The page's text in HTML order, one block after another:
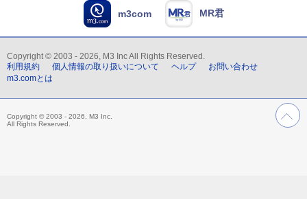
m3com MR君
Copyright © 2003 - 2026, M3 Inc All Rights Reserved.
利用規約
個人情報の取り扱いについて ヘルプ
お問い合わせ
m3.comとは
Copyright © 2003 - 2026, M3 Inc.
All Rights Reserved.